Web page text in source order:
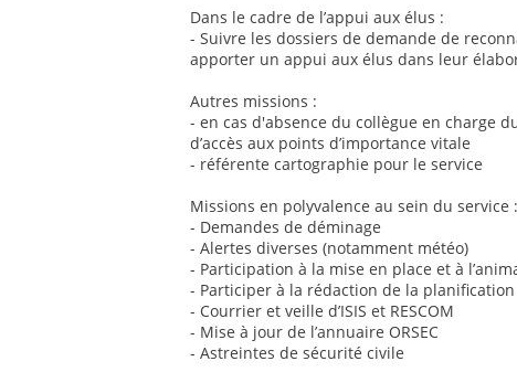
Dans le cadre de l’appui aux élus :
- Suivre les dossiers de demande de
apporter un appui aux élus dans leur
Autres missions :
- en cas d'absence du collègue en charge
d’accès aux points d’importance vitale
- référente cartographie pour le service
Missions en polyvalence au sein du service :
- Demandes de déminage
- Alertes diverses (notamment météo)
- Participation à la mise en place et à
- Participer à la rédaction de la
- Courrier et veille d’ISIS et RESCOM
- Mise à jour de l’annuaire ORSEC
- Astreintes de sécurité civile